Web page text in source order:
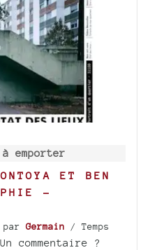
à emporter
ET BEN
-
parGermain / Temps
commentaire ?